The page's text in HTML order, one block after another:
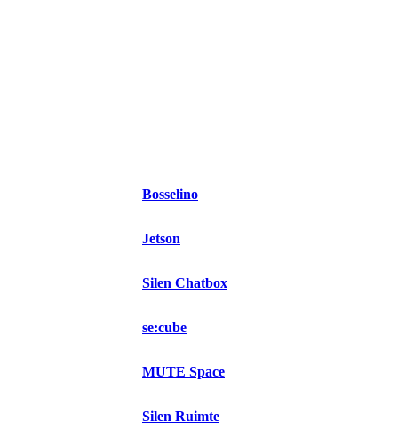
Bosselino
Jetson
Silen Chatbox
se:cube
MUTE Space
Silen Ruimte